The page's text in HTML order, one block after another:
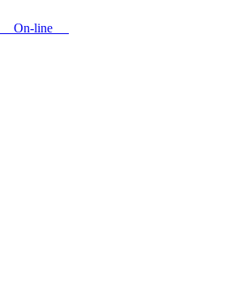
On-line